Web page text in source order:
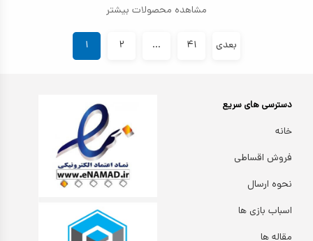
مشاهده محصولات بیشتر
۱ ۲ ... ۴۱ بعدی
دسترسی های سریع
خانه
فروش اقساطی
نحوه ارسال
اسباب بازی ها
مقاله ها